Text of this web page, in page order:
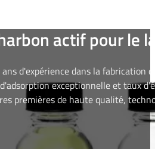
actif pour le
d'expérience dans la fabrication
exceptionnelle et taux
premières de haute qualité,